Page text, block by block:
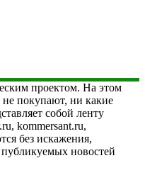
проектом. На этом
не покупают, ни какие
собой ленту
kommersant.ru,
без искажения,
публикуемых новостей